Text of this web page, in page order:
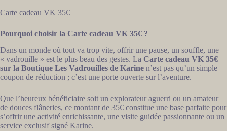
Carte cadeau VK 35€
Pourquoi choisir la Carte cadeau VK 35€ ?
Dans un monde où tout va trop vite, offrir une pause, un souffle, une
« vadrouille » est le plus beau des gestes. La Carte cadeau VK 35€
sur la Boutique Les Vadrouilles de Karine n’est pas qu’un simple
coupon de réduction ; c’est une porte ouverte sur l’aventure.
Que l’heureux bénéficiaire soit un explorateur aguerri ou un amateur
de douces flâneries, ce montant de 35€ constitue une base parfaite pour
s’offrir une activité enrichissante, une visite guidée passionnante ou un
service exclusif signé Karine.